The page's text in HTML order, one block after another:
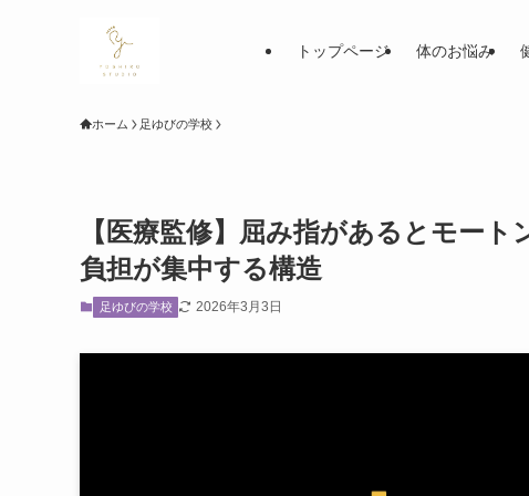
トップページ 体のお悩み
ホーム 足ゆびの学校
【医療監修】屈み指があるとモー
負担が集中する構造
足ゆびの学校 2026年3月3日